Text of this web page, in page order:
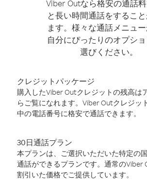
Viber Outなら格安の通話
と長い時間通話をするこ
ます。様々な通話メニュー
自分にぴったりのオプシ
選びください。
クレジットパッケージ
購入したViber Outクレジットの残高は
らご覧になれます。Viber Outクレジッ
中の電話番号に格安で通話できます。
30日通話プラン
本プランは、ご選択いただいた特定の
通話ができるプランです。通常のViber
割引いた価格でご提供しています。